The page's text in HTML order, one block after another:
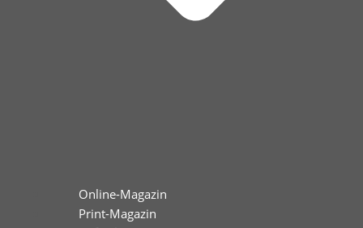
Online-Magazin
Print-Magazin